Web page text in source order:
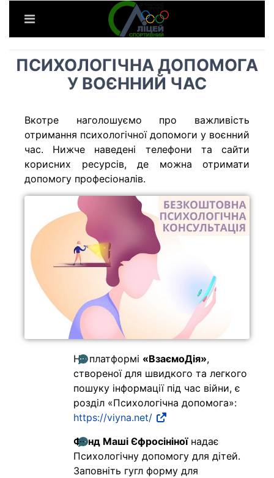
ПСИХОЛОГІЧНА ДОПОМОГА
У ВОЄННИЙ ЧАС
Вкотре наголошуємо про важливість
отримання психологічної допомоги у воєнний
час. Нижче наведені телефони та сайти
корисних ресурсів, де можна отримати
допомогу професіоналів.
На платформі «ВзаємоДія»,
створеної для швидкого та легкого
пошуку інформації під час війни, є
розділ «Психологічна допомога»:
https://viyna.net/
Фонд Маші Єфросініноїнадає
Психологічну допомогу для дітей.
Заповніть гугл форму для